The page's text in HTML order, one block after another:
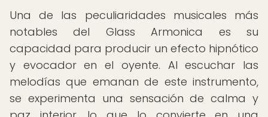
Una de las peculiaridades musicales más
notables del Glass Armonica es su
capacidad para producir un efecto hipnótico
y evocador en el oyente. Al escuchar las
melodías que emanan de este instrumento,
se experimenta una sensación de calma y